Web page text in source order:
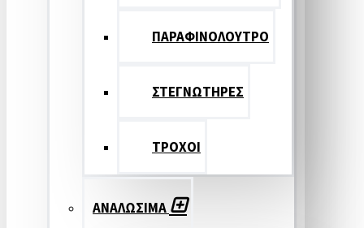
ΠΑΡΑΦΙΝΟΛΟΥΤΡΟ
ΣΤΕΓΝΩΤΗΡΕΣ
ΤΡΟΧΟΙ
ΑΝΑΛΩΣΙΜΑ